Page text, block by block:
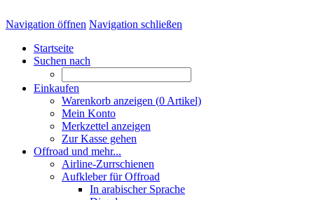
Navigation öffnen Navigation schließen
Startseite
Suchen nach
Einkaufen
Warenkorb anzeigen (0 Artikel)
Mein Konto
Merkzettel anzeigen
Zur Kasse gehen
Offroad und mehr...
Airline-Zurrschienen
Aufkleber für Offroad
In arabischer Sprache